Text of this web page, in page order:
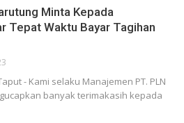
Minta Kepada
Tepat Waktu Bayar Tagihan
- Kami selaku Manajemen PT. PLN
banyak terimakasih kepada